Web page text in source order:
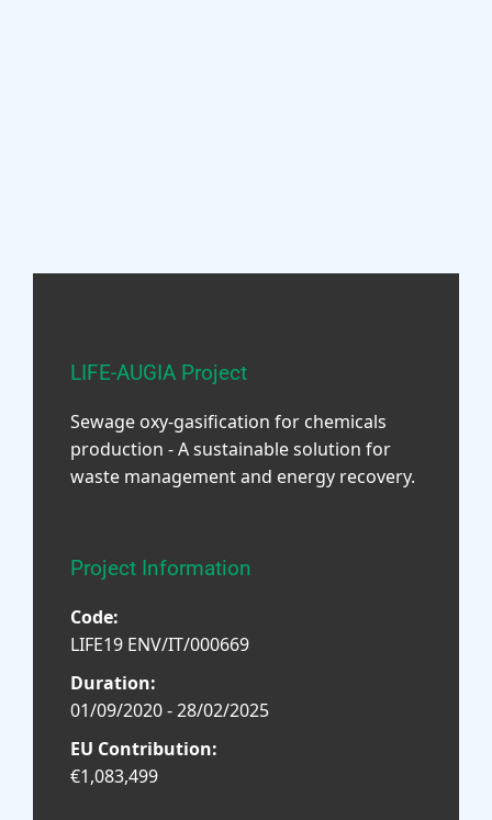
LIFE-AUGIA Project
Sewage oxy-gasification for chemicals
production - A sustainable solution for
waste management and energy recovery.
Project Information
Code:
LIFE19 ENV/IT/000669
Duration:
01/09/2020 - 28/02/2025
EU Contribution:
€1,083,499